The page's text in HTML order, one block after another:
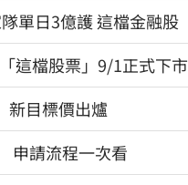
單日3億護 這檔金融股
這檔股票」9/1正式下市
目標價出爐
請流程一次看